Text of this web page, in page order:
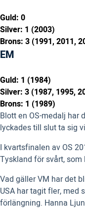
Guld: 0
Silver: 1 (2003)
Brons: 3 (1991, 2011,
EM
Guld: 1 (1984)
Silver: 3 (1987, 1995,
Brons: 1 (1989)
Blott en OS-medalj har
lyckades till slut ta sig
I kvartsfinalen av OS
Tyskland för svårt,
Vad gäller VM har det
USA har tagit fler, med
förlängning. Hanna